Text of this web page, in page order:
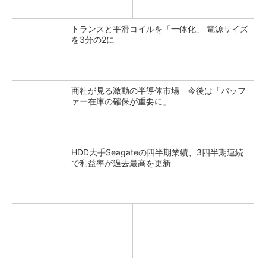
トランスと平滑コイルを「一体化」 電源サイズ
を3分の2に
商社が見る激動の半導体市場 今後は「バッフ
ァー在庫の確保が重要に」
HDD大手Seagateの四半期業績、3四半期連続
で利益率が過去最高を更新